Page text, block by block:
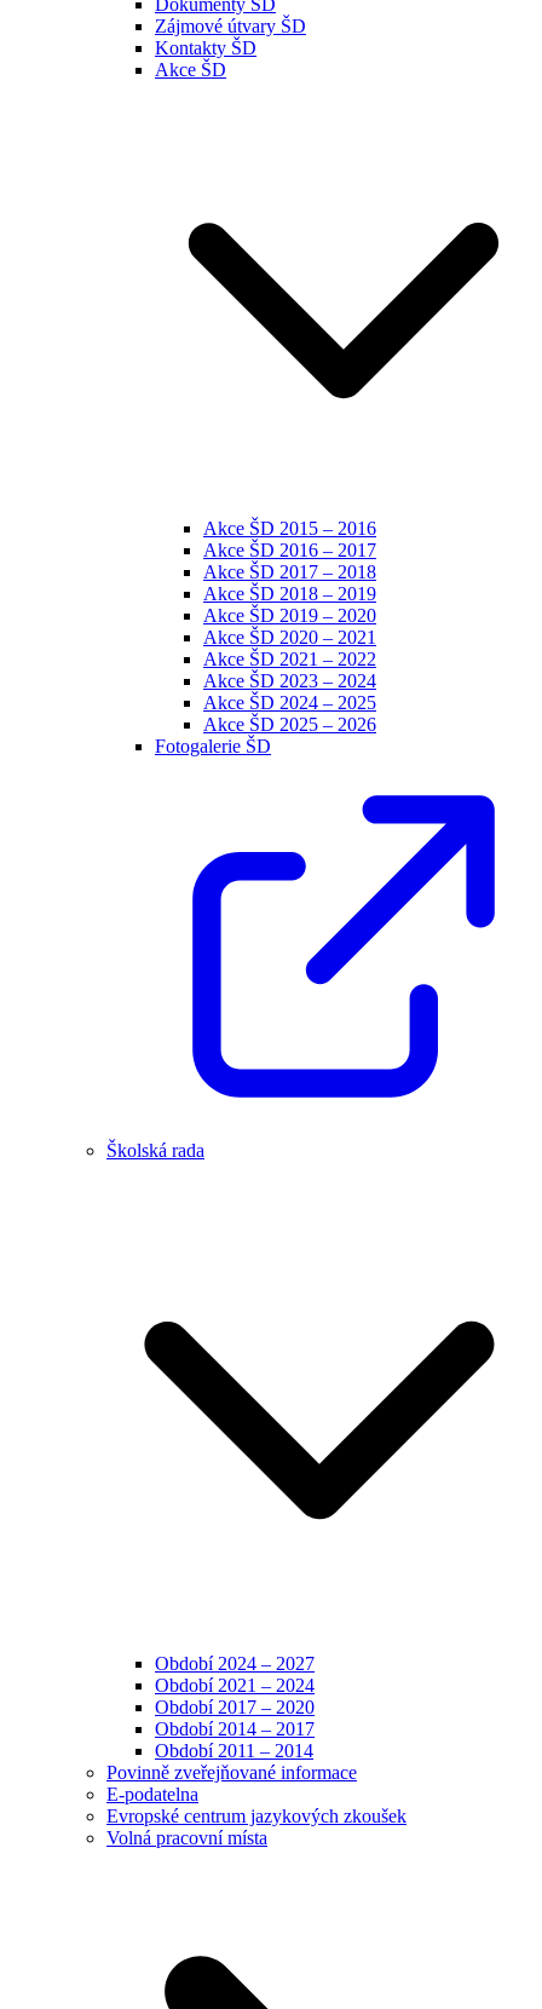
Dokumenty ŠD
Zájmové útvary ŠD
Kontakty ŠD
Akce ŠD
Akce ŠD 2015 – 2016
Akce ŠD 2016 – 2017
Akce ŠD 2017 – 2018
Akce ŠD 2018 – 2019
Akce ŠD 2019 – 2020
Akce ŠD 2020 – 2021
Akce ŠD 2021 – 2022
Akce ŠD 2023 – 2024
Akce ŠD 2024 – 2025
Akce ŠD 2025 – 2026
Fotogalerie ŠD
Školská rada
Období 2024 – 2027
Období 2021 – 2024
Období 2017 – 2020
Období 2014 – 2017
Období 2011 – 2014
Povinně zveřejňované informace
E-podatelna
Evropské centrum jazykových zkoušek
Volná pracovní místa